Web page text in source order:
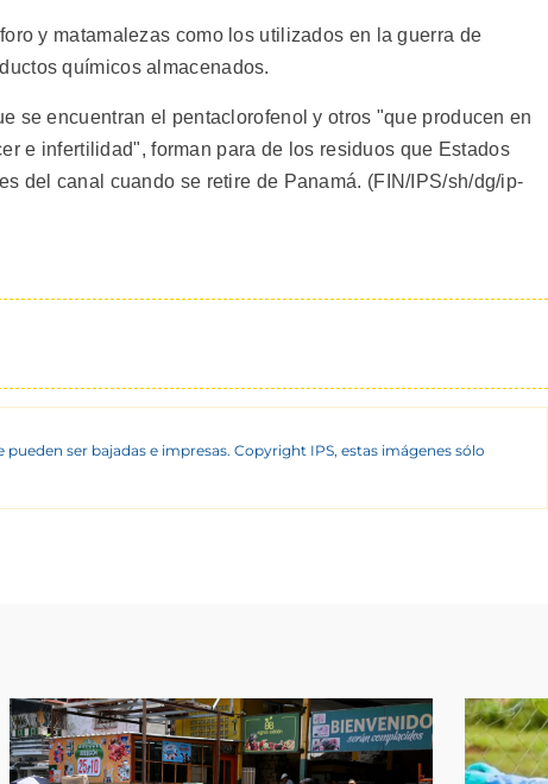
y matamalezas como los utilizados en la guerra de
químicos almacenados.
se encuentran el pentaclorofenol y otros "que producen en
e infertilidad", forman para de los residuos que Estados
del canal cuando se retire de Panamá. (FIN/IPS/sh/dg/ip-
ser bajadas e impresas. Copyright IPS, estas imágenes sólo